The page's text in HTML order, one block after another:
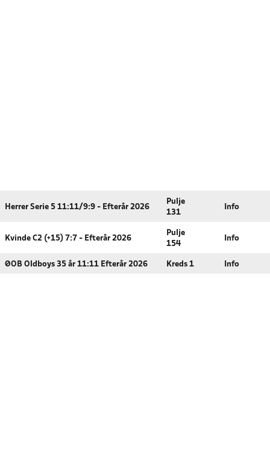
Herrer Serie 5 11:11/9:9 - Efterår 2026
Pulje
131
Info
Kvinde C2 (+15) 7:7 - Efterår 2026
Pulje
154
Info
ØOB Oldboys 35 år 11:11 Efterår 2026 Kreds 1 Info